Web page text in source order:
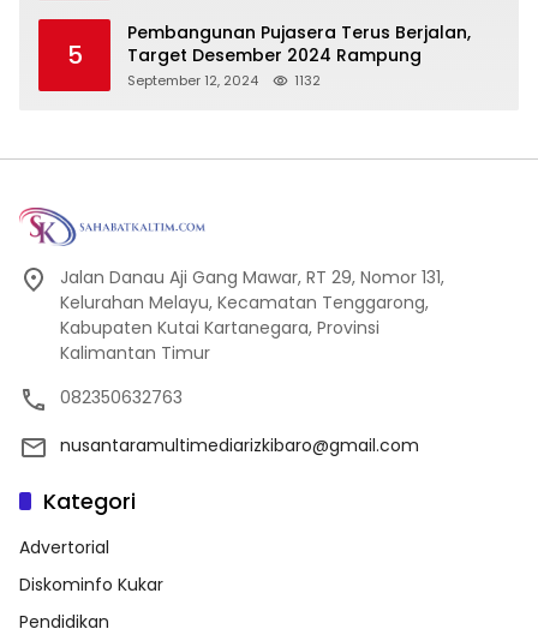
5
Pembangunan Pujasera Terus Berjalan,
Target Desember 2024 Rampung
September 12, 2024 1132
Jalan Danau Aji Gang Mawar, RT 29, Nomor 131,
Kelurahan Melayu, Kecamatan Tenggarong,
Kabupaten Kutai Kartanegara, Provinsi
Kalimantan Timur
082350632763
nusantaramultimediarizkibaro@gmail.com
Kategori
Advertorial
Diskominfo Kukar
Pendidikan